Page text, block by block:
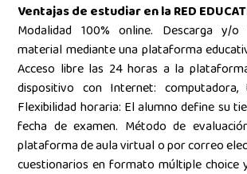
Ventajas de estudiar en la RED
Modalidad 100% online. Descarga y/o
material mediante una plataforma
Acceso libre las 24 horas a la
dispositivo con Internet:
Flexibilidad horaria: El alumno define su
fecha de examen. Método de
plataforma de aula virtual o por correo
cuestionarios en formato múltiple choice